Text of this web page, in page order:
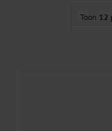
Toon 12